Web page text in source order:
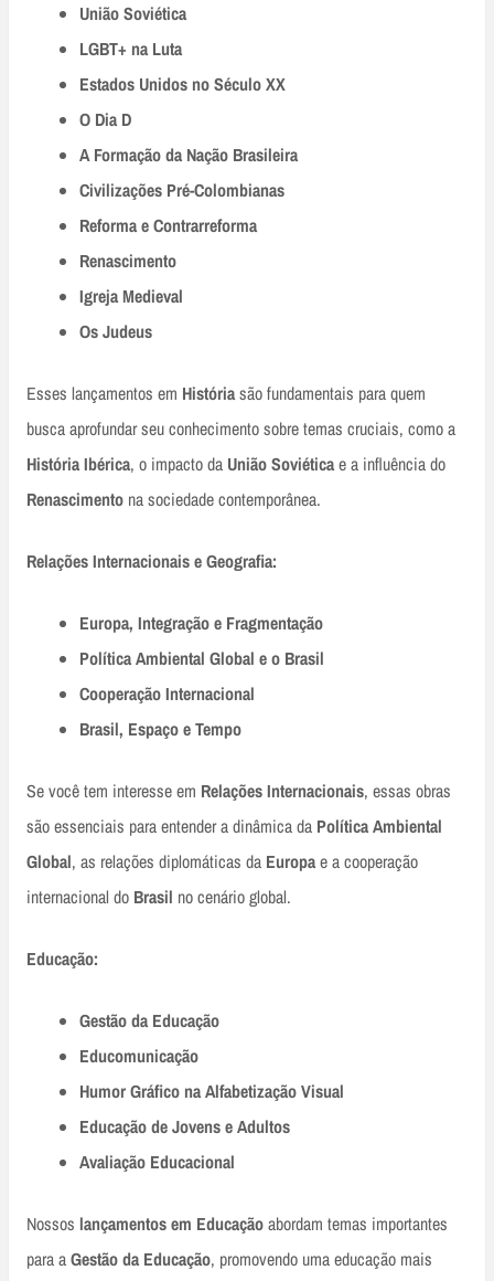
União Soviética
LGBT+ na Luta
Estados Unidos no Século XX
O Dia D
A Formação da Nação Brasileira
Civilizações Pré-Colombianas
Reforma e Contrarreforma
Renascimento
Igreja Medieval
Os Judeus
Esses lançamentos em Históriasão fundamentais para quem
busca aprofundar seu conhecimento sobre temas cruciais, como a
História Ibérica, o impacto da União Soviéticae a influência do
Renascimento na sociedade contemporânea.
Relações Internacionais e Geografia:
Europa, Integração e Fragmentação
Política Ambiental Global e o Brasil
Cooperação Internacional
Brasil, Espaço e Tempo
Se você tem interesse em Relações Internacionais, essas obras
são essenciais para entender a dinâmica da Política Ambiental
Global, as relações diplomáticas da Europae a cooperação
internacional do Brasil no cenário global.
Educação:
Gestão da Educação
Educomunicação
Humor Gráfico na Alfabetização Visual
Educação de Jovens e Adultos
Avaliação Educacional
Nossos lançamentos em Educaçãoabordam temas importantes
para aGestão da Educação, promovendo uma educação mais